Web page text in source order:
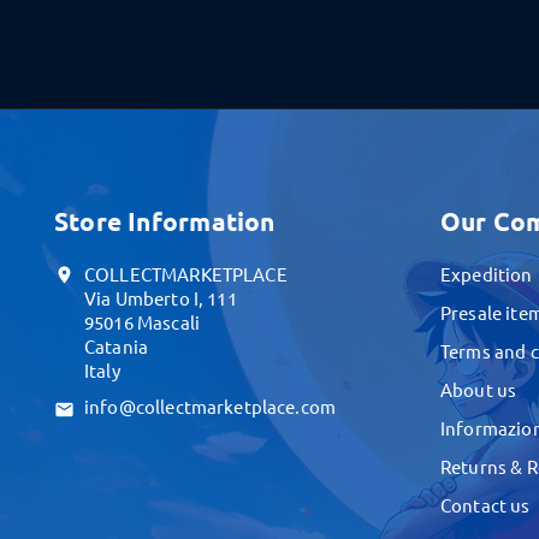
Store Information
location_on
COLLECTMARKETPLACE
Via Umberto I, 111
95016 Mascali
Catania
Italy
email info@collectmarketplace.com
Our
Expedition
Presale
Terms and
About us
Returns &
Contact us